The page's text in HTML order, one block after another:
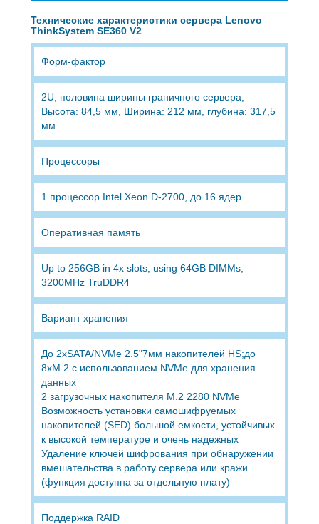
Технические характеристики сервера Lenovo
ThinkSystem SE360 V2
Форм-фактор
2U, половина ширины граничного сервера;
Высота: 84,5 мм, Ширина: 212 мм, глубина: 317,5
мм
Процессоры
1 процессор Intel Xeon D-2700, до 16 ядер
Оперативная память
Up to 256GB in 4x slots, using 64GB DIMMs;
3200MHz TruDDR4
Вариант хранения
До 2хSATA/NVMe 2.5"7мм накопителей HS;до
8хM.2 с использованием NVMe для хранения
данных
2 загрузочных накопителя M.2 2280 NVMe
Возможность установки самошифруемых
накопителей (SED) большой емкости, устойчивых
к высокой температуре и очень надежных
Удаление ключей шифрования при обнаружении
вмешательства в работу сервера или кражи
(функция доступна за отдельную плату)
Поддержка RAID